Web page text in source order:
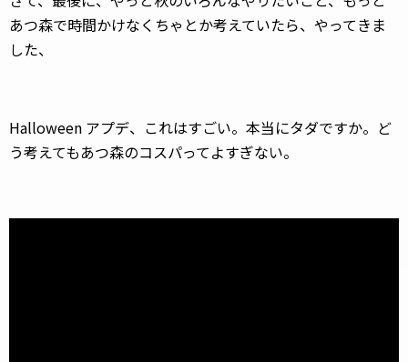
あつ森で時間かけなくちゃとか考えていたら、やってきま
した、
Halloween アプデ、これはすごい。本当にタダですか。ど
う考えてもあつ森のコスパってよすぎない。